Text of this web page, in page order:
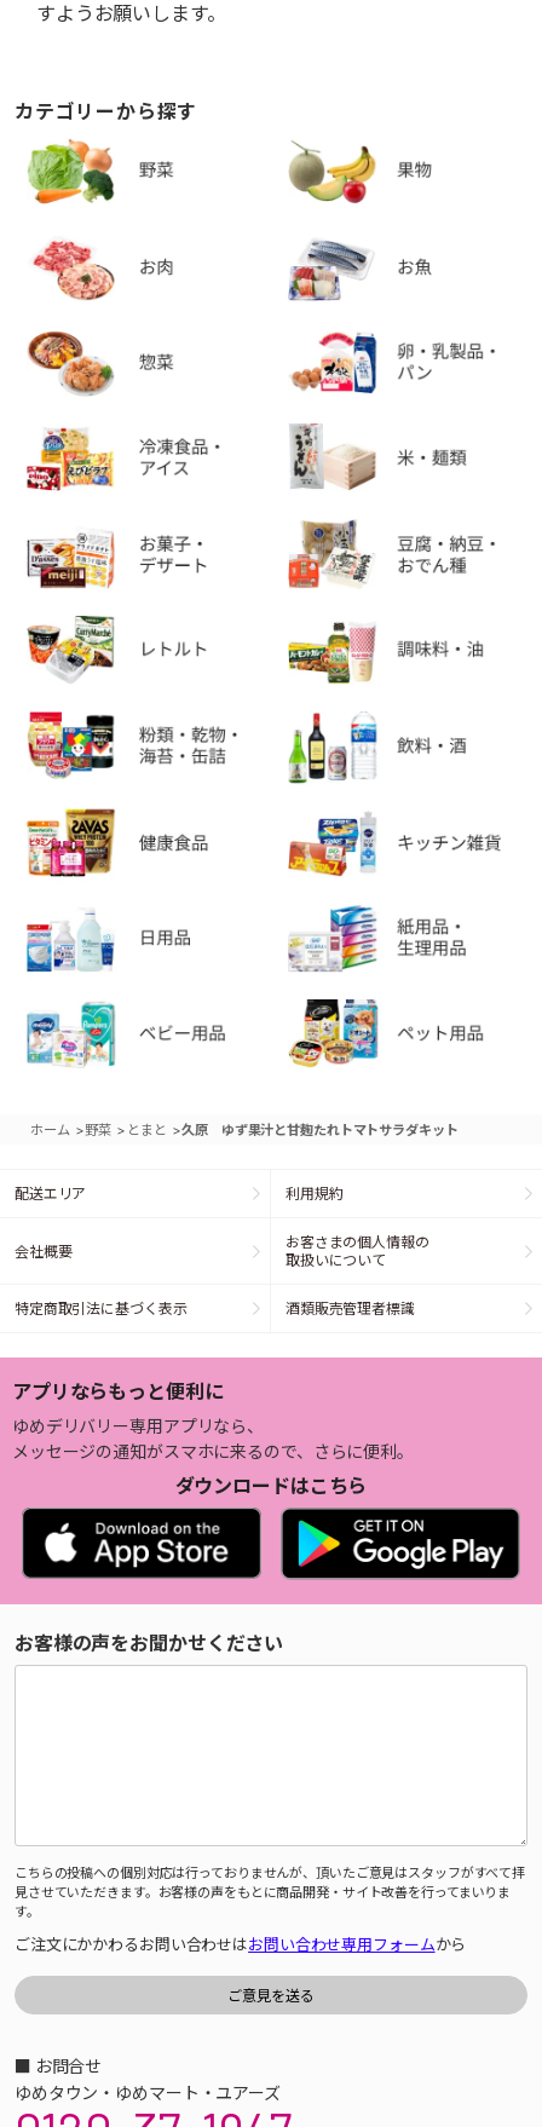
すようお願いします。
カテゴリーから探す
ホーム >野菜 > とまと >久原 ゆず果汁と甘麹たれトマトサラダキット
配送エリア 利用規約
会社概要
お客さまの個人情報の
取扱いについて
特定商取引法に基づく表示 酒類販売管理者標識
アプリならもっと便利に
ゆめデリバリー専用アプリなら、
メッセージの通知がスマホに来るので、さらに便利。
ダウンロードはこちら
お客様の声をお聞かせください
こちらの投稿への個別対応は行っておりませんが、頂いたご意見はスタッフがすべて拝
見させていただきます。お客様の声をもとに商品開発・サイト改善を行ってまいりま
す。
ご注文にかかわるお問い合わせはお問い合わせ専用フォームから
■ お問合せ
ゆめタウン・ゆめマート・ユアーズ